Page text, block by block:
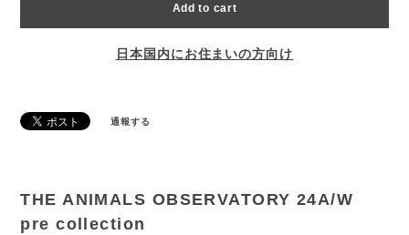
Add to cart
日本国内にお住まいの方向け
通報する
THE ANIMALS OBSERVATORY 24A/W
pre collection